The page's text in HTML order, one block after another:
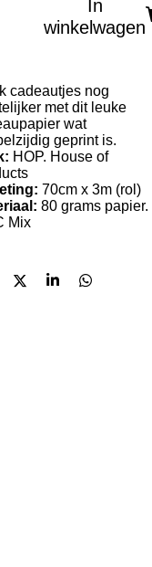
In
winkelwagen
cadeautjes nog
met dit leuke
wat
geprint is.
HOP. House of
70cm x 3m (rol)
80 grams papier.
Mix
D
S
D